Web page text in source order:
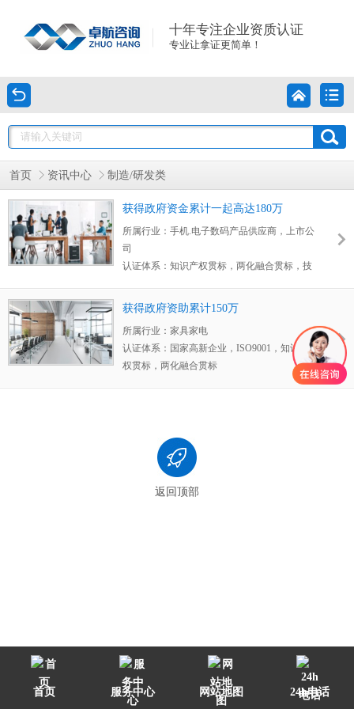
十年专注企业资质认证
专业让拿证更简单！
首页 资讯中心 制造/研发类
获得政府资金累计一起高达180万
所属行业： 手机.电子数码产品供应商，上市公
司
认证体系： 知识产权贯标，两化融合贯标，技
获得成果： 获得政府资金累计一起高达180万
师有一个很大的优点，
那就是整个申请过程
中，能自己编写搞定的材料几乎全由卓航老师
解决，我司只需要安排对接人员对接配合即
可，相比之前的供应商，大大的节省了我们的
获得政府资助累计150万
所属行业： 家具家电
认证体系： 国家高新企业，ISO9001，知识产
权贯标，两化融合贯标
了，但是没有人去处理到期换证的这个事情，
发现之后我们立马找咨询公司处理，发现之前
合作的几家都告知时间太紧没有办法在证书到
返回顶部
首页 服务中心 网站地图 24h电话